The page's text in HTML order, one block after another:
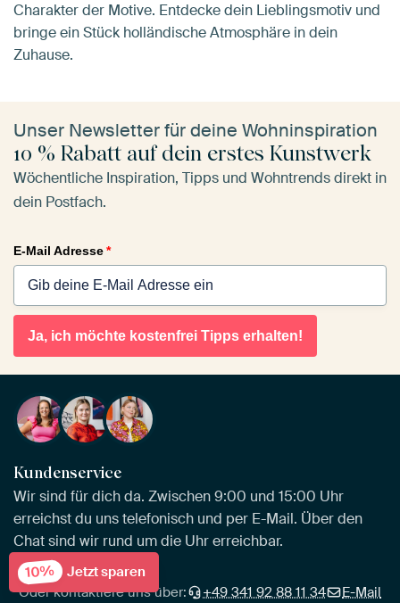
Charakter der Motive. Entdecke dein Lieblingsmotiv und
bringe ein Stück holländische Atmosphäre in dein
Zuhause.
Unser Newsletter für deine Wohninspiration
10 % Rabatt auf dein erstes Kunstwerk
Wöchentliche Inspiration, Tipps und Wohntrends direkt in
dein Postfach.
E-Mail Adresse*
Ja, ich möchte kostenfrei Tipps erhalten!
Kundenservice
Wir sind für dich da. Zwischen 9:00 und 15:00 Uhr
erreichst du uns telefonisch und per E-Mail. Über den
Chat sind wir rund um die Uhr erreichbar.
Oder kontaktiere uns über: +49 341 92 88 11 34 E-Mail
10% Jetzt sparen